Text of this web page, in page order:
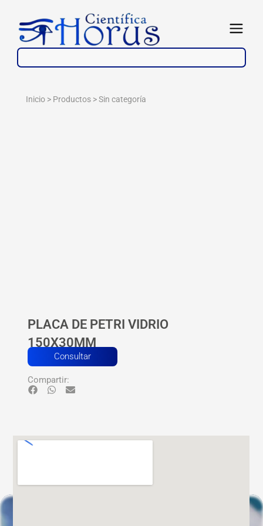
contenido
Abrir
Inicio > Productos >Sin categoría
PLACA DE PETRI VIDRIO
150X30MM
Consultar
Compartir: